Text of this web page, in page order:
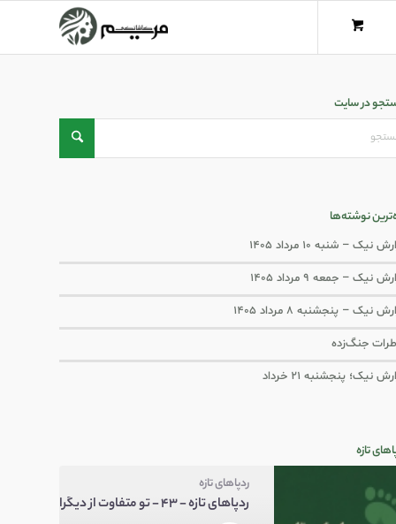
در سایت
نوشته‌ها
نیک – شنبه ۱۰ مرداد ۱۴۰۵
نیک – جمعه ۹ مرداد ۱۴۰۵
نیک – پنجشنبه ۸ مرداد ۱۴۰۵
جنگ‌‌زده
نیک؛ پنجشنبه ۲۱ خرداد
تازه
ردپاهای تازه